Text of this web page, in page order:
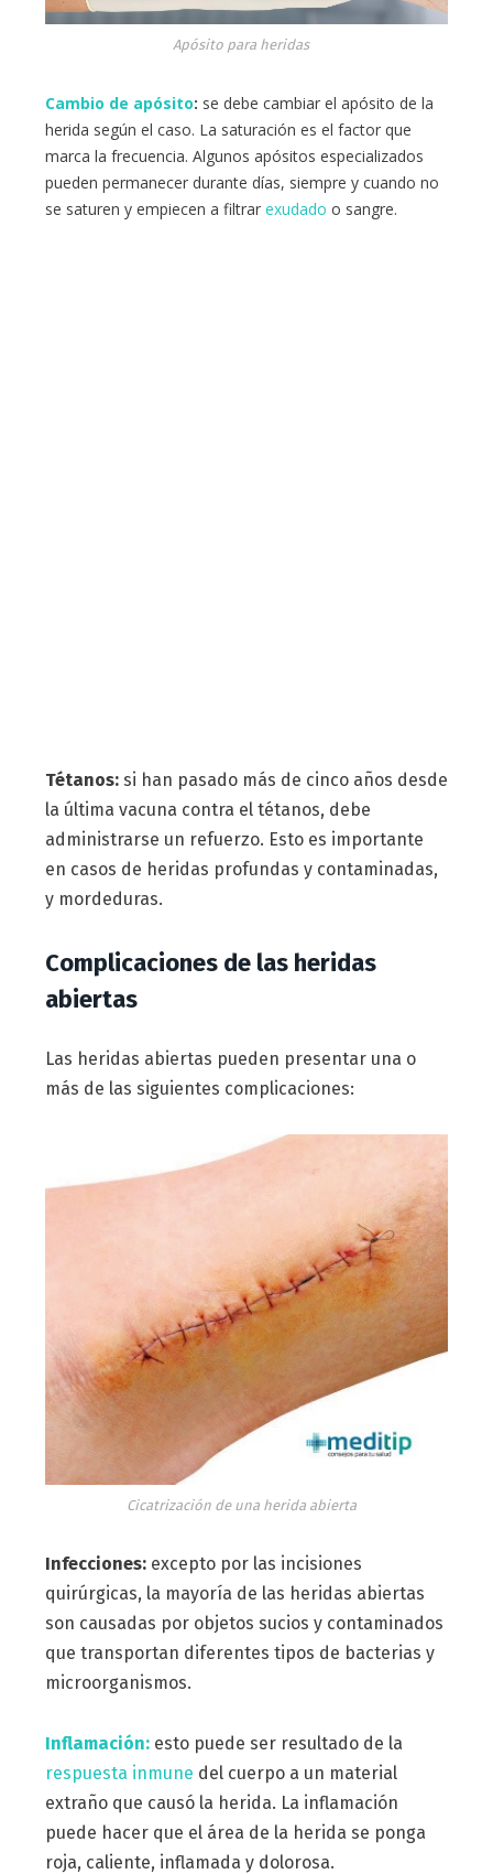
Apósito para heridas
Cambio de apósito: se debe cambiar el apósito de la
herida según el caso. La saturación es el factor que
marca la frecuencia. Algunos apósitos especializados
pueden permanecer durante días, siempre y cuando no
se saturen y empiecen a filtrar exudado o sangre.
Tétanos:si han pasado más de cinco años desde
la última vacuna contra el tétanos, debe
administrarse un refuerzo. Esto es importante
en casos de heridas profundas y contaminadas,
y mordeduras.
Complicaciones de las heridas
abiertas
Las heridas abiertas pueden presentar una o
más de las siguientes complicaciones:
Cicatrización de una herida abierta
Infecciones:excepto por las incisiones
quirúrgicas, la mayoría de las heridas abiertas
son causadas por objetos sucios y contaminados
que transportan diferentes tipos de bacterias y
microorganismos.
Inflamación: esto puede ser resultado de la
respuesta inmune del cuerpo a un material
extraño que causó la herida. La inflamación
puede hacer que el área de la herida se ponga
roja, caliente, inflamada y dolorosa.